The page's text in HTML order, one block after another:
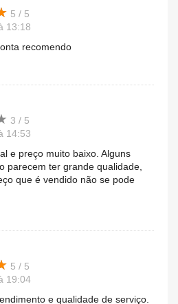
5 / 5
13:18
recomendo
3 / 5
14:53
e preço muito baixo. Alguns
parecem ter grande qualidade,
que é vendido não se pode
5 / 5
19:04
e qualidade de serviço.